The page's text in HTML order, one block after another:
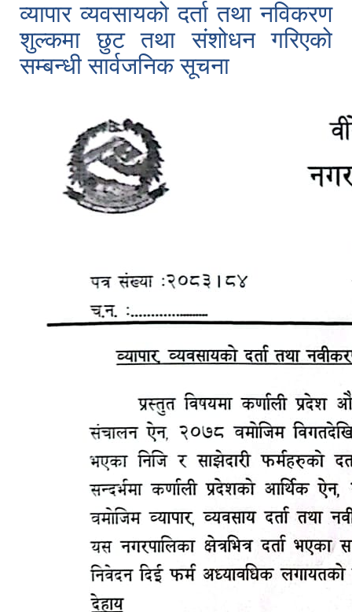
व्यापार व्यवसायको दर्ता तथा नविकरण
शुल्कमा छुट तथा संशोधन गरिएको
सम्बन्धी सार्वजनिक सूचना